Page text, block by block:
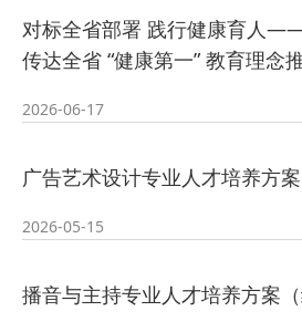
—— 哈
· 锚定目标谋新篇 巾帼聚力
话· 省教育厅举行树立和践行
对标全省部署 践行健康育人
传达全省 “健康第一” 教育理念
2026-06-17
广告艺术设计专业人才培养方案
2026-05-15
播音与主持专业人才培养方案（